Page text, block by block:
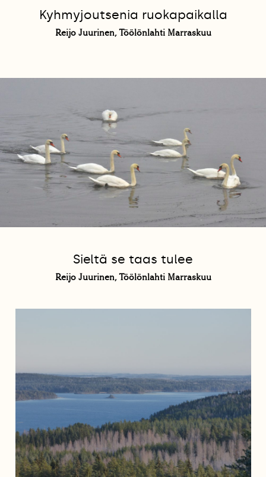
Kyhmyjoutsenia ruokapaikalla
Reijo Juurinen, Töölönlahti Marraskuu
Sieltä se taas tulee
Reijo Juurinen, Töölönlahti Marraskuu